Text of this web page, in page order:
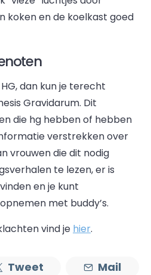
koken en de koelkast goed
dan kun je terecht
Gravidarum. Dit
die hg hebben of hebben
verstrekken over
vrouwen die dit nodig
te lezen, er is
en je kunt
met buddy’s.
vind je hier.
Tweet
Mail